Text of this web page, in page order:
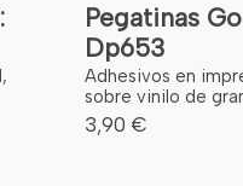
Pegatinas
Dp653
Adhesivos en
sobre vinilo de
3,90 €